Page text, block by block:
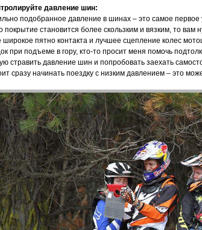
давление шин:
подобранное давление в шинах – это самое первое
покрытие становится более скользким и вязким, то
широкое пятно контакта и лучшее сцепление колес
при подъеме в гору, кто-то просит меня помочь
стравить давление шин и попробовать заехать
сразу начинать поездку с низким давлением – это